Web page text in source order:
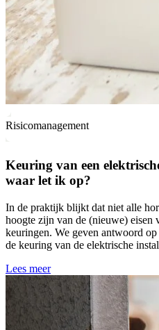
Risicomanagement
Keuring van een
waar let ik op?
In de praktijk blijkt dat niet alle
hoogte zijn van de (nieuwe) eisen
keuringen. We geven antwoord
de keuring van de elektrische
Lees meer